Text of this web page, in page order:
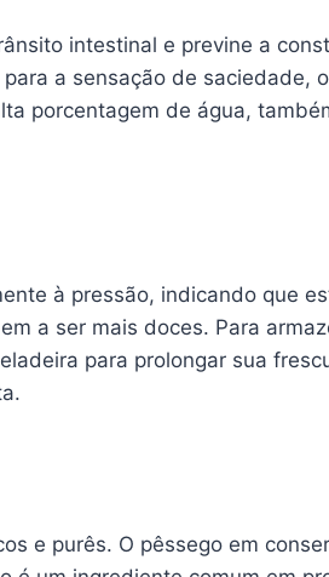
intestinal e previne a
a sensação de saciedade,
porcentagem de água,
à pressão, indicando que
a ser mais doces. Para
para prolongar sua
e purês. O pêssego em